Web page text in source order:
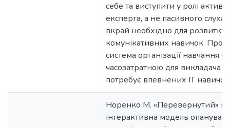
себе та виступити у ролі
експерта, а не пасивного
вкрай необхідно для розвитку
комунікативних навичок.
система організації навчання є
часозатратною для викладача та
потребує впевнених ІТ
Норенко М. «Перевернутий»
інтерактивна модель